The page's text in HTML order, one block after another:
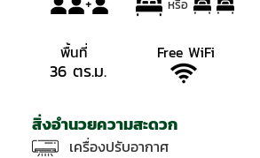
หรือ
พื้นที่ Free WiFi
36 ตร.ม.
สิ่งอำนวยความสะดวก
เครื่องปรับอากาศ